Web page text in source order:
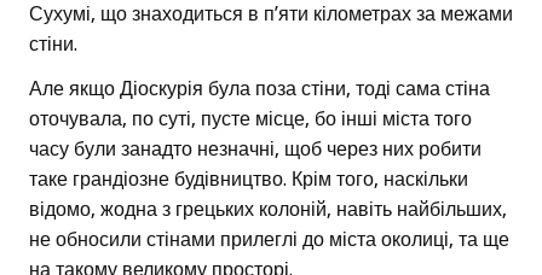
Сухумі, що знаходиться в п’яти кілометрах за межами
стіни.
Але якщо Діоскурія була поза стіни, тоді сама стіна
оточувала, по суті, пусте місце, бо інші міста того
часу були занадто незначні, щоб через них робити
таке грандіозне будівництво. Крім того, наскільки
відомо, жодна з грецьких колоній, навіть найбільших,
не обносили стінами прилеглі до міста околиці, та ще
на такому великому просторі.